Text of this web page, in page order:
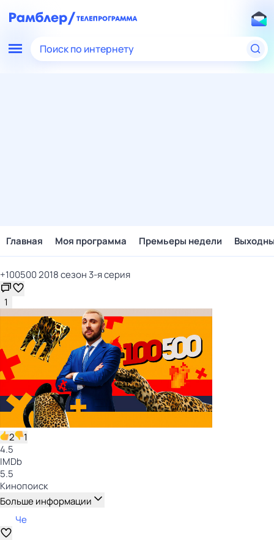
Поиск по интернету
Главная Моя программа Премьеры недели
+100500 2018 сезон 3-я серия
1
2
1
4.5
IMDb
5.5
Кинопоиск
Больше информации
Че